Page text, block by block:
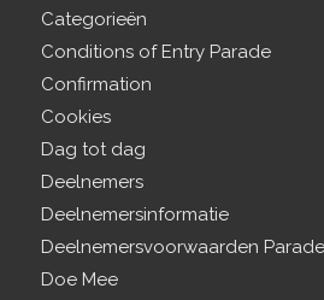
Categorieën
Conditions of Entry Parade
Confirmation
Cookies
Dag tot dag
Deelnemers
Deelnemersinformatie
Deelnemersvoorwaarden Parade
Doe Mee